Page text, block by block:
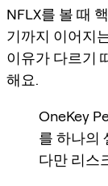
NFLX를 볼 때
기까지 이어지
이유가 다르기
해요.
OneKey
를 하나의
다만 리스